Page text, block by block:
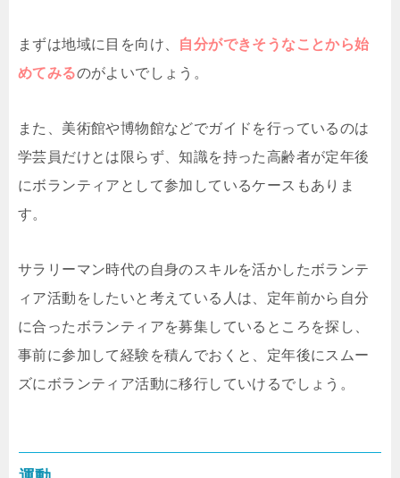
まずは地域に目を向け、 自分ができそうなことから始
めてみるのがよいでしょう。
また、美術館や博物館などでガイドを行っているのは
学芸員だけとは限らず、知識を持った高齢者が定年後
にボランティアとして参加しているケースもありま
す。
サラリーマン時代の自身のスキルを活かしたボランテ
ィア活動をしたいと考えている人は、定年前から自分
に合ったボランティアを募集しているところを探し、
事前に参加して経験を積んでおくと、定年後にスムー
ズにボランティア活動に移行していけるでしょう。